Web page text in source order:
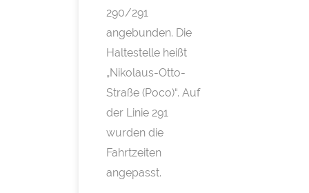
290/291
angebunden. Die
Haltestelle heißt
„Nikolaus-Otto-
Straße (Poco)“. Auf
der Linie 291
wurden die
Fahrtzeiten
angepasst.